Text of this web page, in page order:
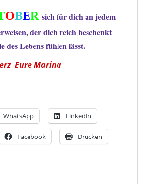
OBER sich für dich an jedem
der dich reich beschenkt
des Lebens fühlen lässt.
Eure Marina
WhatsApp LinkedIn
Facebook Drucken